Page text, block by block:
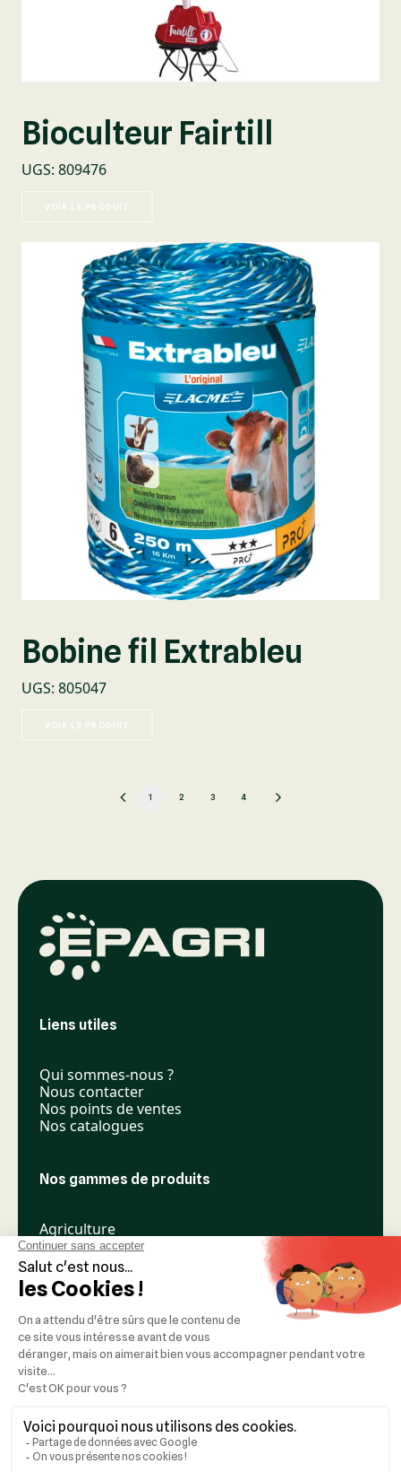
Bioculteur Fairtill
UGS: 809476
VOIR LE PRODUIT
Bobine fil Extrableu
UGS: 805047
VOIR LE PRODUIT
1 2 3 4
Liens utiles
Qui sommes-nous ?
Nous contacter
Nos points de ventes
Nos catalogues
Nos gammes de produits
Agriculture
Élevage
Espaces verts
Nos réseaux
Mentions légales